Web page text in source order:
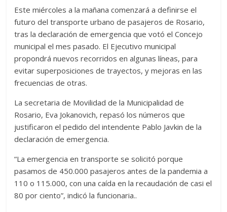
Este miércoles a la mañana comenzará a definirse el
futuro del transporte urbano de pasajeros de Rosario,
tras la declaración de emergencia que votó el Concejo
municipal el mes pasado. El Ejecutivo municipal
propondrá nuevos recorridos en algunas líneas, para
evitar superposiciones de trayectos, y mejoras en las
frecuencias de otras.
La secretaria de Movilidad de la Municipalidad de
Rosario, Eva Jokanovich, repasó los números que
justificaron el pedido del intendente Pablo Javkin de la
declaración de emergencia.
“La emergencia en transporte se solicitó porque
pasamos de 450.000 pasajeros antes de la pandemia a
110 o 115.000, con una caída en la recaudación de casi el
80 por ciento”, indicó la funcionaria..